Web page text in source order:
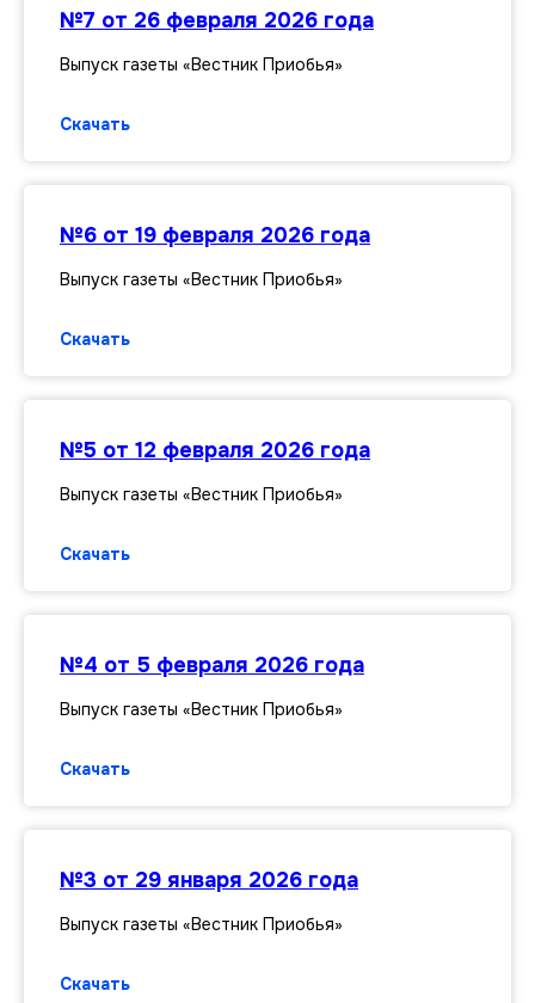
№7 от 26 февраля 2026 года
Выпуск газеты «Вестник Приобья»
Скачать
№6 от 19 февраля 2026 года
Выпуск газеты «Вестник Приобья»
Скачать
№5 от 12 февраля 2026 года
Выпуск газеты «Вестник Приобья»
Скачать
№4 от 5 февраля 2026 года
Выпуск газеты «Вестник Приобья»
Скачать
№3 от 29 января 2026 года
Выпуск газеты «Вестник Приобья»
Скачать